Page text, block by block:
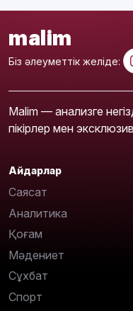
malim
Біз әлеуметтік желіде:
Malim — анализге
пікірлер мен
Айдарлар
Саясат
Аналитика
Қоғам
Мәдениет
Сұхбат
Спорт